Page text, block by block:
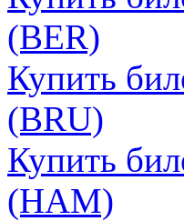
(BER)
Купить
(BRU)
Купить
(HAM)